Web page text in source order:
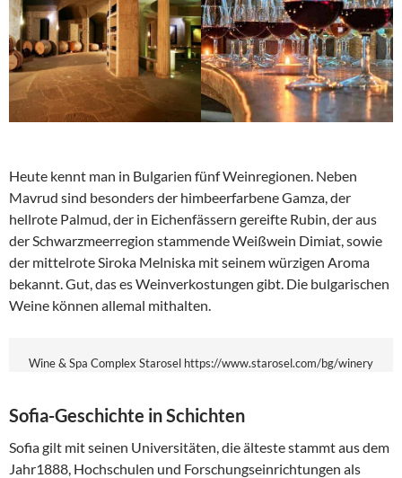
Heute kennt man in Bulgarien fünf Weinregionen. Neben
Mavrud sind besonders der himbeerfarbene Gamza, der
hellrote Palmud, der in Eichenfässern gereifte Rubin, der aus
der Schwarzmeerregion stammende Weißwein Dimiat, sowie
der mittelrote Siroka Melniska mit seinem würzigen Aroma
bekannt. Gut, das es Weinverkostungen gibt. Die bulgarischen
Weine können allemal mithalten.
Wine & Spa Complex Starosel https://www.starosel.com/bg/winery
Sofia-Geschichte in Schichten
Sofia gilt mit seinen Universitäten, die älteste stammt aus dem
Jahr1888, Hochschulen und Forschungseinrichtungen als